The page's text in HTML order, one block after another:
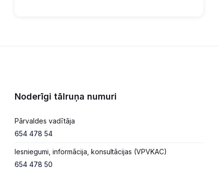
Noderīgi tālruņa numuri
Pārvaldes vadītāja
654 478 54
Iesniegumi, informācija, konsultācijas (VPVKAC)
654 478 50